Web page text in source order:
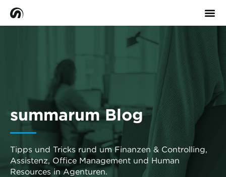
summarum Blog
Tipps und Tricks rund um Finanzen & Controlling,
Assistenz, Office Management und Human
Resources in Agenturen.